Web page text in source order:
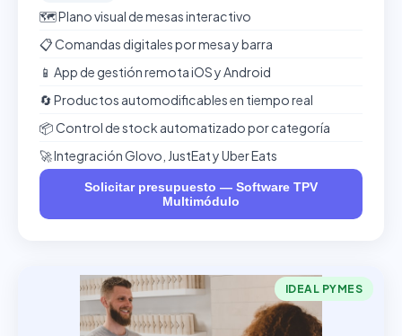
🗺️ Plano visual de mesas interactivo
📋 Comandas digitales por mesa y barra
📱 App de gestión remota iOS y Android
🔄 Productos automodificables en tiempo real
📦 Control de stock automatizado por categoría
🚀 Integración Glovo, JustEat y Uber Eats
Solicitar presupuesto — Software TPV
Multimódulo
IDEAL PYMES